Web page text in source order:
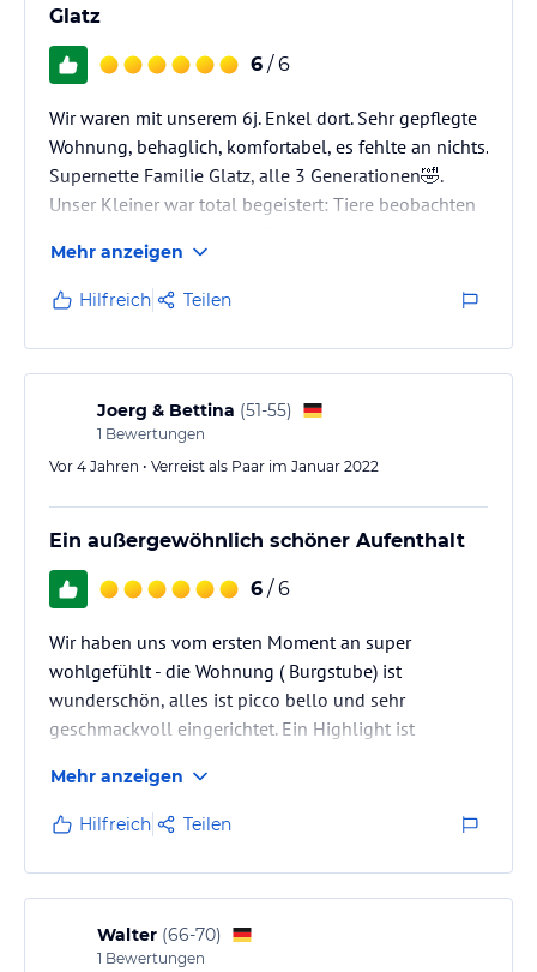
Glatz
6 / 6
Wir waren mit unserem 6j. Enkel dort. Sehr gepflegte
Wohnung, behaglich, komfortabel, es fehlte an nichts.
Supernette Familie Glatz, alle 3 Generationen🤣.
Unser Kleiner war total begeistert: Tiere beobachten
,,helfen". 10 Pkt. für eine wunderbare Ferienwoche,
Dank an Familie Glatz!
Mehr anzeigen
Hilfreich Teilen
Joerg & Bettina (51-55)
1 Bewertungen
Vor 4 Jahren • Verreist als Paar im Januar 2022
Ein außergewöhnlich schöner Aufenthalt
6 / 6
Wir haben uns vom ersten Moment an super
wohlgefühlt - die Wohnung ( Burgstube) ist
wunderschön, alles ist picco bello und sehr
geschmackvoll eingerichtet. Ein Highlight ist
Kochinsel und der gemütliche Kachelofen mit
Sichtscheibe und die Fußbodenheizung tragen zu
einer kuscheligen Wohlfühlatmosphäre entscheidend
bei. Und wo gibt es so eine großzügige Sauna mit
solch einem Ausblick? Da braucht doch niemand ein
Hotel! Man sieht am ganzen Hof, dass Familie G.
alles…
Mehr anzeigen
Hilfreich Teilen
Walter (66-70)
1 Bewertungen